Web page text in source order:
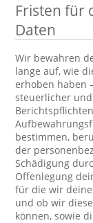
Fristen für
Daten
Wir bewahren
lange auf, wie
erhoben haben
steuerlicher
bestimmen,
der
Schädigung
Offenlegung
für die wir
und ob wir
können, sowie